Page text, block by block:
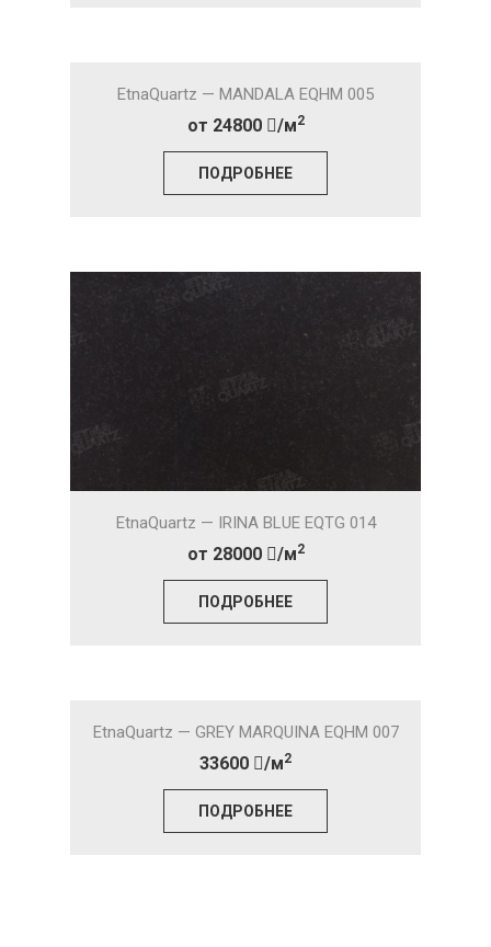
EtnaQuartz — MANDALA EQHM 005
от 24800 /м2
ПОДРОБНЕЕ
EtnaQuartz — IRINA BLUE EQTG 014
от 28000 /м2
ПОДРОБНЕЕ
EtnaQuartz — GREY MARQUINA EQHM 007
33600 /м2
ПОДРОБНЕЕ